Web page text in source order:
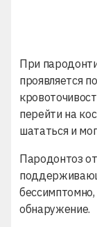
При
проявляется
перейти на
шататься и
Пародонтоз
обнаружение.